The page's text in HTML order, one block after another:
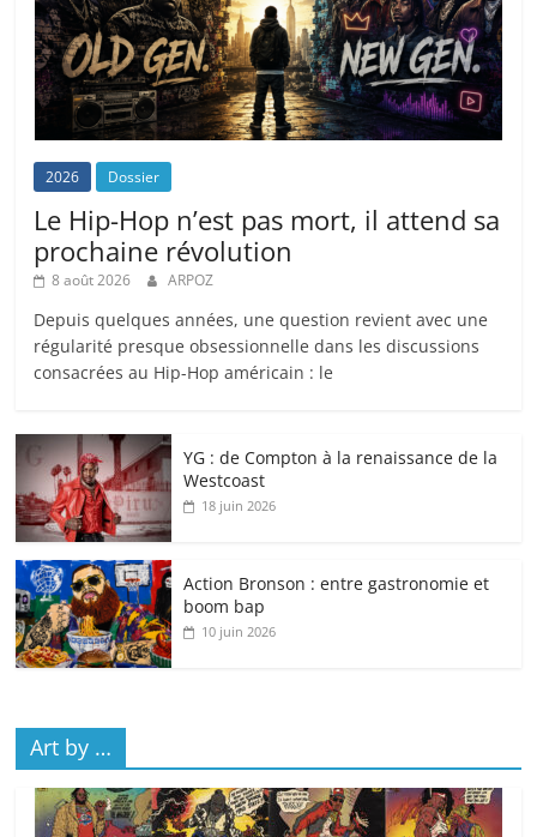
2026 Dossier
Le Hip-Hop n’est pas mort, il attend sa
prochaine révolution
8 août 2026 ARPOZ
Depuis quelques années, une question revient avec une
régularité presque obsessionnelle dans les discussions
consacrées au Hip-Hop américain : le
YG : de Compton à la renaissance de la
Westcoast
18 juin 2026
Action Bronson : entre gastronomie et
boom bap
10 juin 2026
Art by …